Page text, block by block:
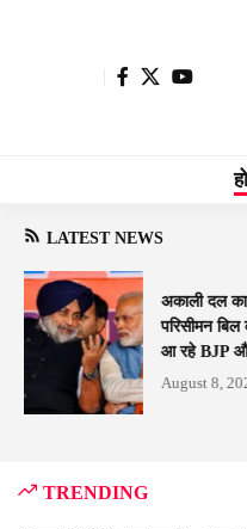
LATEST NEWS
अकाली दल
परिसीमन
आ रहे BJP
August 8,
TRENDING